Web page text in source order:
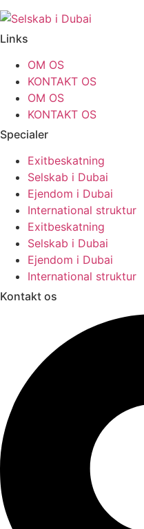
Links
OM OS
KONTAKT OS
OM OS
KONTAKT OS
Specialer
Exitbeskatning
Selskab i Dubai
Ejendom i Dubai
International struktur
Exitbeskatning
Selskab i Dubai
Ejendom i Dubai
International struktur
Kontakt os